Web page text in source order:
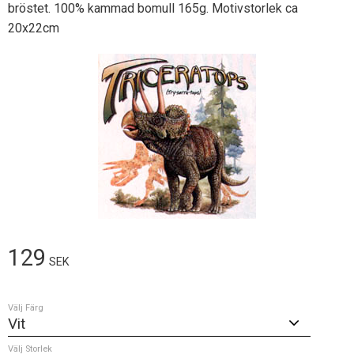
bröstet. 100% kammad bomull 165g. Motivstorlek ca
20x22cm
129 SEK
Välj Färg
Välj Storlek